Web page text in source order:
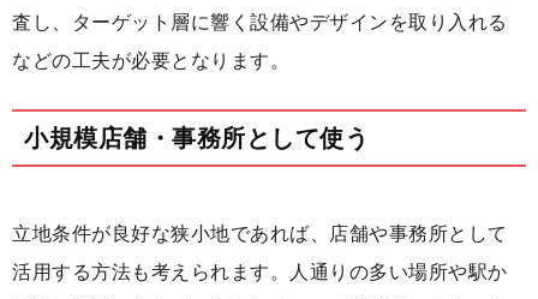
査し、ターゲット層に響く設備やデザインを取り入れる
などの工夫が必要となります。
小規模店舗・事務所として使う
立地条件が良好な狭小地であれば、店舗や事務所として
活用する方法も考えられます。人通りの多い場所や駅か